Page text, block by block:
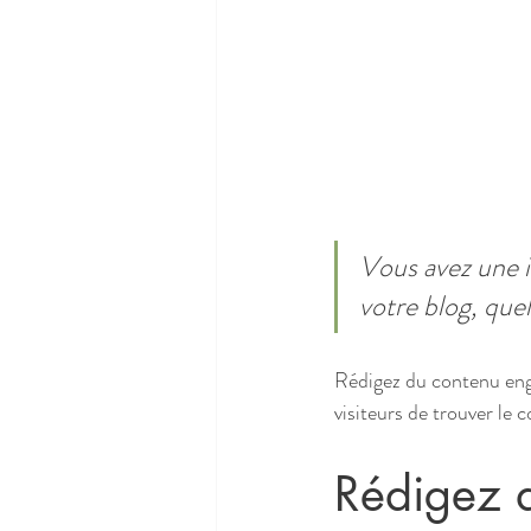
Vous avez
votre blog,
Rédigez du contenu
visiteurs de trouver le
Rédigez